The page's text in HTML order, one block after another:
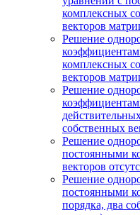
комплексных
векторов
Решение
комплексных
векторов
Решение
собственных
Решение
постоянными
векторов
Решение
постоянными
порядка, два